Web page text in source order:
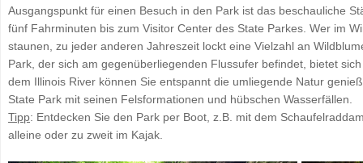
Ausgangspunkt für einen Besuch in den Park ist das beschauliche
fünf Fahrminuten bis zum Visitor Center des State Parkes. Wer im
staunen, zu jeder anderen Jahreszeit lockt eine Vielzahl an
Park, der sich am gegenüberliegenden Flussufer befindet, bietet
dem Illinois River können Sie entspannt die umliegende Natur
State Park mit seinen Felsformationen und hübschen Wasserfällen.
Tipp: Entdecken Sie den Park per Boot, z.B. mit dem
alleine oder zu zweit im Kajak.